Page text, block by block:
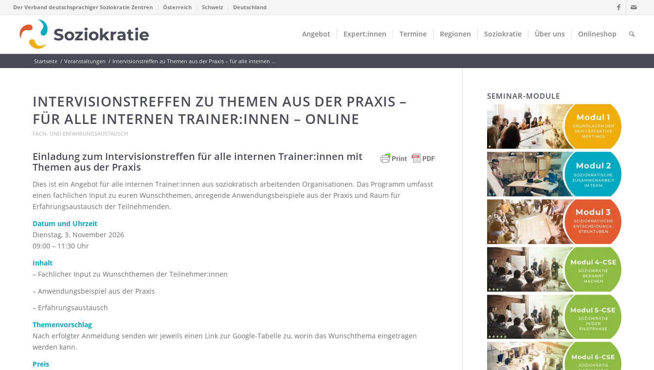
Der Verband deutschsprachiger Soziokratie Zentren Österreich Schweiz Deutschland
Angebot Expert:innen Termine Regionen Soziokratie Über uns Onlineshop
Startseite / Veranstaltungen / Intervisionstreffen zu Themen aus der Praxis – für alle internen ...
INTERVISIONSTREFFEN ZU THEMEN AUS DER PRAXIS –
FÜR ALLE INTERNEN TRAINER:INNEN – ONLINE
FACH- UND ERFAHRUNGSAUSTAUSCH
Einladung zum Intervisionstreffen für alle internen Trainer:innen mit
Themen aus der Praxis
Dies ist ein Angebot für alle internen Trainer:innen aus soziokratisch arbeitenden Organisationen. Das Programm umfasst
einen fachlichen Input zu euren Wunschthemen, anregende Anwendungsbeispiele aus der Praxis und Raum für
Erfahrungsaustausch der Teilnehmenden.
Datum und Uhrzeit
Dienstag, 3. November 2026
09:00 – 11:30 Uhr
Inhalt
– Fachlicher Input zu Wunschthemen der Teilnehmer:innen
– Anwendungsbeispiel aus der Praxis
– Erfahrungsaustausch
Themenvorschlag
Nach erfolgter Anmeldung senden wir jeweils einen Link zur Google-Tabelle zu, worin das Wunschthema eingetragen
werden kann.
Preis
SEMINAR-MODULE